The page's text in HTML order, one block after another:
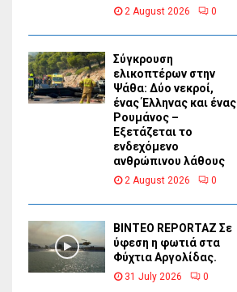
2 August 2026 0
Σύγκρουση
ελικοπτέρων στην
Ψάθα: Δύο νεκροί,
ένας Έλληνας και ένας
Ρουμάνος –
Εξετάζεται το
ενδεχόμενο
ανθρώπινου λάθους
2 August 2026 0
BINTEO REPORTAZ Σε
ύφεση η φωτιά στα
Φύχτια Αργολίδας.
31 July 2026 0